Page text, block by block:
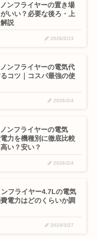
ンフライヤーの置き場
いい？必要な後ろ・上
説
2026/2/13
ンフライヤーの電気代
コツ｜コスパ最強の使
2026/2/4
ンフライヤーの電気
力を機種別に徹底比較
高い？安い？
2026/2/4
フライヤー4.7Lの電気
電力はどのくらいか調
2024/3/27